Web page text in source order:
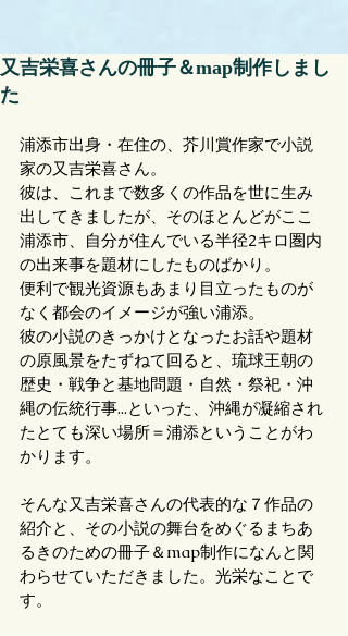
又吉栄喜さんの冊子＆map制作しまし
た
浦添市出身・在住の、芥川賞作家で小説
家の又吉栄喜さん。
彼は、これまで数多くの作品を世に生み
出してきましたが、そのほとんどがここ
浦添市、自分が住んでいる半径2キロ圏内
の出来事を題材にしたものばかり。
便利で観光資源もあまり目立ったものが
なく都会のイメージが強い浦添。
彼の小説のきっかけとなったお話や題材
の原風景をたずねて回ると、琉球王朝の
歴史・戦争と基地問題・自然・祭祀・沖
縄の伝統行事...といった、沖縄が凝縮され
たとても深い場所＝浦添ということがわ
かります。
そんな又吉栄喜さんの代表的な７作品の
紹介と、その小説の舞台をめぐるまちあ
るきのための冊子＆map制作になんと関
わらせていただきました。光栄なことで
す。